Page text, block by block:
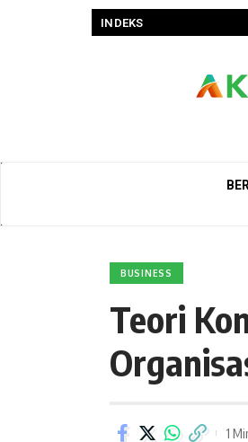
INDEKS
BUSINESS
Teori
1